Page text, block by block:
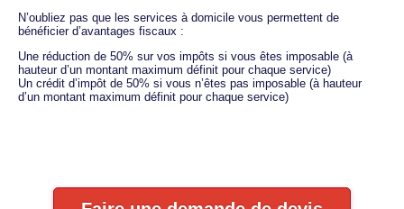
N’oubliez pas que les services à domicile vous permettent de
bénéficier d’avantages fiscaux :
Une réduction de 50% sur vos impôts si vous êtes imposable (à
hauteur d’un montant maximum définit pour chaque service)
Un crédit d’impôt de 50% si vous n’êtes pas imposable (à hauteur
d’un montant maximum définit pour chaque service)